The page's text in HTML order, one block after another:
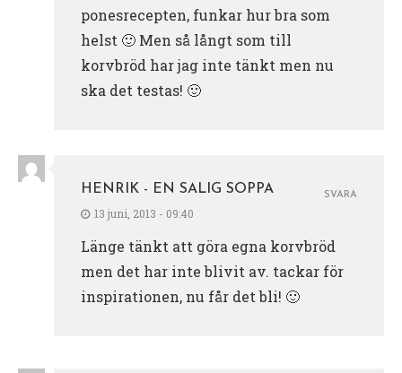
ponesrecepten, funkar hur bra som
helst 🙂 Men så långt som till
korvbröd har jag inte tänkt men nu
ska det testas! 🙂
HENRIK - EN SALIG SOPPA
13 juni, 2013 - 09:40
Länge tänkt att göra egna korvbröd
men det har inte blivit av. tackar för
inspirationen, nu får det bli! 🙂
SVARA